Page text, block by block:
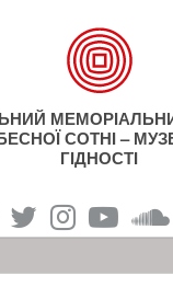
СОТНІ –
ГІДНОСТІ